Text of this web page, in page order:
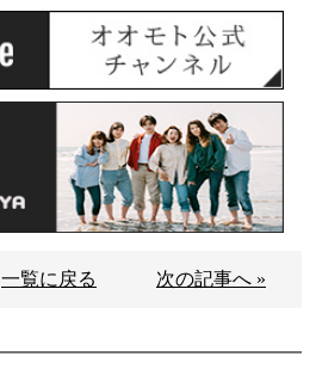
一覧に戻る 次の記事へ »